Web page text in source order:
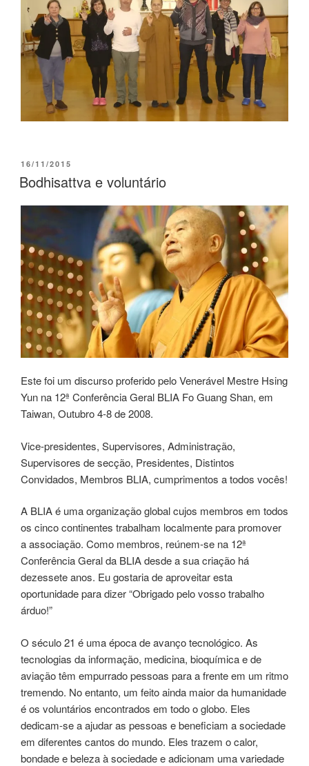
16/11/2015
Bodhisattva e voluntário
Este foi um discurso proferido pelo Venerável Mestre Hsing
Yun na 12ª Conferência Geral BLIA Fo Guang Shan, em
Taiwan, Outubro 4-8 de 2008.
Vice-presidentes, Supervisores, Administração,
Supervisores de secção, Presidentes, Distintos
Convidados, Membros BLIA, cumprimentos a todos vocês!
A BLIA é uma organização global cujos membros em todos
os cinco continentes trabalham localmente para promover
a associação. Como membros, reúnem-se na 12ª
Conferência Geral da BLIA desde a sua criação há
dezessete anos. Eu gostaria de aproveitar esta
oportunidade para dizer “Obrigado pelo vosso trabalho
árduo!”
O século 21 é uma época de avanço tecnológico. As
tecnologias da informação, medicina, bioquímica e de
aviação têm empurrado pessoas para a frente em um ritmo
tremendo. No entanto, um feito ainda maior da humanidade
é os voluntários encontrados em todo o globo. Eles
dedicam-se a ajudar as pessoas e beneficiam a sociedade
em diferentes cantos do mundo. Eles trazem o calor,
bondade e beleza à sociedade e adicionam uma variedade